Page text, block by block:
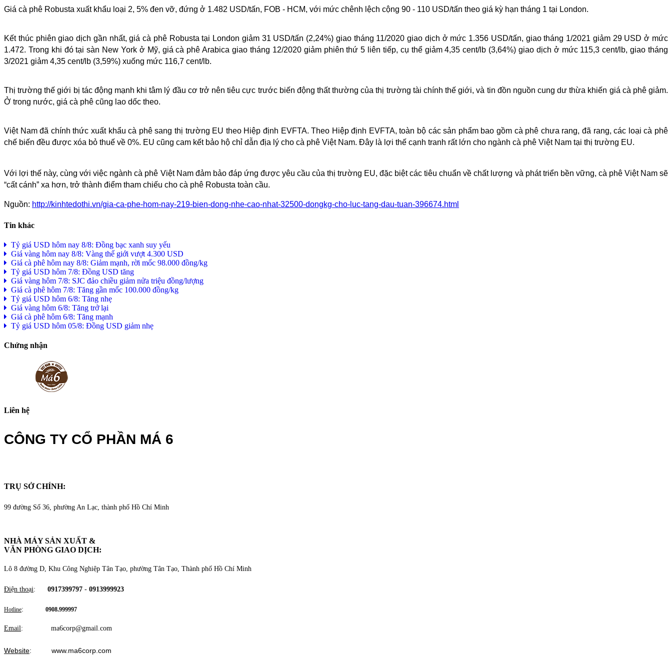
Giá cà phê Robusta xuất khẩu loại 2, 5% đen vỡ, đứng ở 1.482 USD/tấn, FOB - HCM, với mức chênh lệch cộng 90 - 110 USD/tấn theo giá kỳ hạn tháng 1 tại London.
Kết thúc phiên giao dịch gần nhất, giá cà phê Robusta tại London giảm 31 USD/tấn (2,24%) giao tháng 11/2020 giao dịch ở mức 1.356 USD/tấn, giao tháng 1/2021 giảm 29 USD ở mức
1.472. Trong khi đó tại sàn New York ở Mỹ, giá cà phê Arabica giao tháng 12/2020 giảm phiên thứ 5 liên tiếp, cụ thể giảm 4,35 cent/lb (3,64%) giao dịch ở mức 115,3 cent/lb, giao tháng
3/2021 giảm 4,35 cent/lb (3,59%) xuống mức 116,7 cent/lb.
Thị trường thế giới bị tác động mạnh khi tâm lý đầu cơ trở nên tiêu cực trước biến động thất thường của thị trường tài chính thế giới, và tin đồn nguồn cung dư thừa khiến giá cà phê giảm.
Ở trong nước, giá cà phê cũng lao dốc theo.
Việt Nam đã chính thức xuất khẩu cà phê sang thị trường EU theo Hiệp định EVFTA. Theo Hiệp định EVFTA, toàn bộ các sản phẩm bao gồm cà phê chưa rang, đã rang, các loại cà phê
chế biến đều được xóa bỏ thuế về 0%. EU cũng cam kết bảo hộ chỉ dẫn địa lý cho cà phê Việt Nam. Đây là lợi thế cạnh tranh rất lớn cho ngành cà phê Việt Nam tại thị trường EU.
Với lợi thế này, cùng với việc ngành cà phê Việt Nam đảm bảo đáp ứng được yêu cầu của thị trường EU, đặc biệt các tiêu chuẩn về chất lượng và phát triển bền vững, cà phê Việt Nam sẽ
“cất cánh” xa hơn, trở thành điểm tham chiếu cho cà phê Robusta toàn cầu.
Nguồn: http://kinhtedothi.vn/gia-ca-phe-hom-nay-219-bien-dong-nhe-cao-nhat-32500-dongkg-cho-luc-tang-dau-tuan-396674.html
Tin khác
Tỷ giá USD hôm nay 8/8: Đồng bạc xanh suy yếu
Giá vàng hôm nay 8/8: Vàng thế giới vượt 4.300 USD
Giá cà phê hôm nay 8/8: Giảm mạnh, rời mốc 98.000 đồng/kg
Tỷ giá USD hôm 7/8: Đồng USD tăng
Giá vàng hôm 7/8: SJC đảo chiều giảm nửa triệu đồng/lượng
Giá cà phê hôm 7/8: Tăng gần mốc 100.000 đồng/kg
Tỷ giá USD hôm 6/8: Tăng nhẹ
Giá vàng hôm 6/8: Tăng trở lại
Giá cà phê hôm 6/8: Tăng mạnh
Tỷ giá USD hôm 05/8: Đồng USD giảm nhẹ
Chứng nhận
Liên hệ
CÔNG TY CỔ PHẦN MÁ 6
TRỤ SỞ CHÍNH:
99 đường Số 36, phường An Lạc, thành phố Hồ Chí Minh
NHÀ MÁY SẢN XUẤT &
VĂN PHÒNG GIAO DỊCH:
Lô 8 đường D, Khu Công Nghiệp Tân Tạo, phường Tân Tạo, Thành phố Hồ Chí Minh
Điện thoại: 0917399797 - 0913999923
Hotline: 0908.999997
Email: ma6corp@gmail.com
Website: www.ma6corp.com